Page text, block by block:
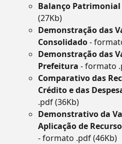
Balanço
(27Kb)
Demonstração das
Consolidado-
Demonstração das
Prefeitura - formato
Comparativo das
Crédito e das
.pdf (36Kb)
Demonstrativo da
Aplicação de
- formato .pdf (46Kb)